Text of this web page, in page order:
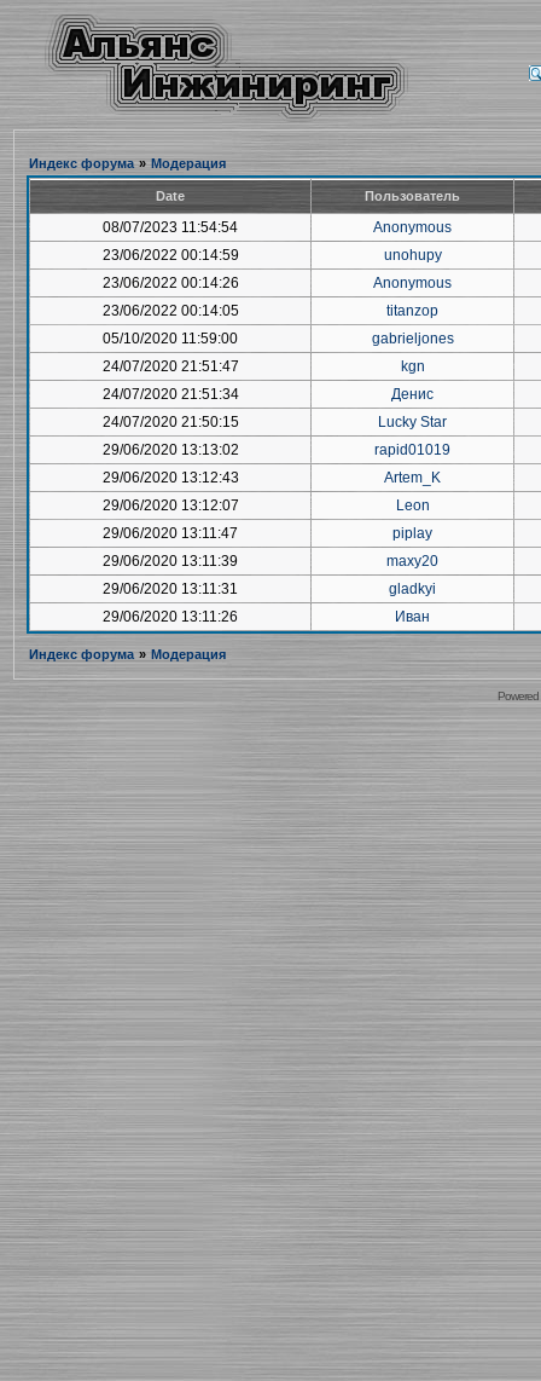
Индекс форума » Модерация
Date Пользователь
08/07/2023 11:54:54
Anonymous
23/06/2022 00:14:59
unohupy
23/06/2022 00:14:26
Anonymous
23/06/2022 00:14:05
titanzop
05/10/2020 11:59:00
gabrieljones
24/07/2020 21:51:47
kgn
24/07/2020 21:51:34
Денис
24/07/2020 21:50:15
Lucky Star
29/06/2020 13:13:02
rapid01019
29/06/2020 13:12:43
Artem_K
29/06/2020 13:12:07
Leon
29/06/2020 13:11:47
piplay
29/06/2020 13:11:39
maxy20
29/06/2020 13:11:31
gladkyi
29/06/2020 13:11:26
Иван
Индекс форума » Модерация